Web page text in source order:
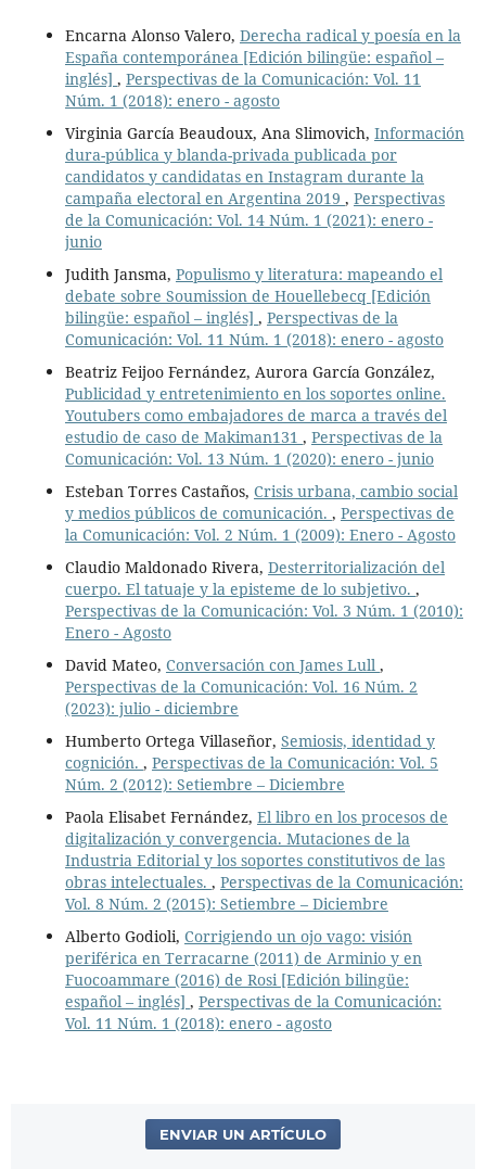
Encarna Alonso Valero, Derecha radical y poesía en la
España contemporánea [Edición bilingüe: español –
inglés] , Perspectivas de la Comunicación: Vol. 11
Núm. 1 (2018): enero - agosto
Virginia García Beaudoux, Ana Slimovich, Información
dura-pública y blanda-privada publicada por
candidatos y candidatas en Instagram durante la
campaña electoral en Argentina 2019 , Perspectivas
de la Comunicación: Vol. 14 Núm. 1 (2021): enero -
junio
Judith Jansma, Populismo y literatura: mapeando el
debate sobre Soumission de Houellebecq [Edición
bilingüe: español – inglés] , Perspectivas de la
Comunicación: Vol. 11 Núm. 1 (2018): enero - agosto
Beatriz Feijoo Fernández, Aurora García González,
Publicidad y entretenimiento en los soportes online.
Youtubers como embajadores de marca a través del
estudio de caso de Makiman131 , Perspectivas de la
Comunicación: Vol. 13 Núm. 1 (2020): enero - junio
Esteban Torres Castaños, Crisis urbana, cambio social
y medios públicos de comunicación. , Perspectivas de
la Comunicación: Vol. 2 Núm. 1 (2009): Enero - Agosto
Claudio Maldonado Rivera, Desterritorialización del
cuerpo. El tatuaje y la episteme de lo subjetivo. ,
Perspectivas de la Comunicación: Vol. 3 Núm. 1 (2010):
Enero - Agosto
David Mateo, Conversación con James Lull ,
Perspectivas de la Comunicación: Vol. 16 Núm. 2
(2023): julio - diciembre
Humberto Ortega Villaseñor, Semiosis, identidad y
cognición. , Perspectivas de la Comunicación: Vol. 5
Núm. 2 (2012): Setiembre – Diciembre
Paola Elisabet Fernández, El libro en los procesos de
digitalización y convergencia. Mutaciones de la
Industria Editorial y los soportes constitutivos de las
obras intelectuales. , Perspectivas de la Comunicación:
Vol. 8 Núm. 2 (2015): Setiembre – Diciembre
Alberto Godioli, Corrigiendo un ojo vago: visión
periférica en Terracarne (2011) de Arminio y en
Fuocoammare (2016) de Rosi [Edición bilingüe:
español – inglés] , Perspectivas de la Comunicación:
Vol. 11 Núm. 1 (2018): enero - agosto
ENVIAR UN ARTÍCULO